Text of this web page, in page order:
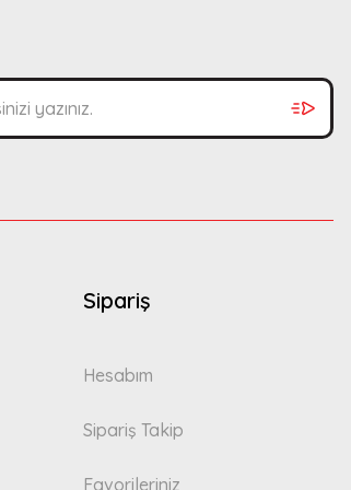
Sipariş
Hesabım
Sipariş Takip
Favorileriniz